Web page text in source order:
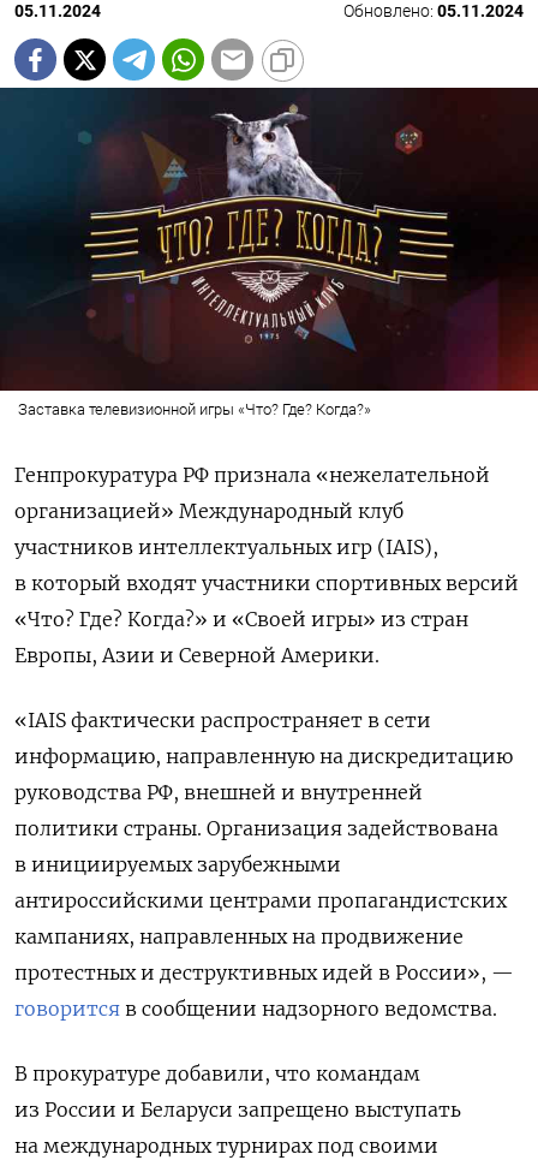
05.11.2024 Обновлено: 05.11.2024
Заставка телевизионной игры «Что? Где? Когда?»
Генпрокуратура РФ признала «нежелательной
организацией» Международный клуб
участников интеллектуальных игр (IAIS),
в который входят участники спортивных версий
«Что? Где? Когда?» и «Своей игры» из стран
Европы, Азии и Северной Америки.
«IAIS фактически распространяет в сети
информацию, направленную на дискредитацию
руководства РФ, внешней и внутренней
политики страны. Организация задействована
в инициируемых зарубежными
антироссийскими центрами пропагандистских
кампаниях, направленных на продвижение
протестных и деструктивных идей в России», —
говорится в сообщении надзорного ведомства.
В прокуратуре добавили, что командам
из России и Беларуси запрещено выступать
на международных турнирах под своими